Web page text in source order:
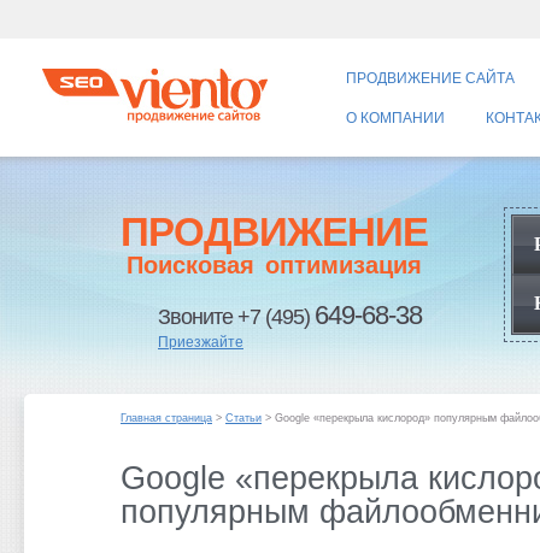
ПРОДВИЖЕНИЕ САЙТА
О КОМПАНИИ
ПРОДВИЖЕНИЕ
Поисковая оптимизация
Звоните +7 (495) 649-68-38
Приезжайте
Главная страница > Статьи > Google «перекрыла кислород» популярным
Google «перекрыла
популярным